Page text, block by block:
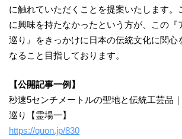
に触れていただくことを提案いたします。
に興味を持たなかったという方が、この『
巡り』をきっかけに日本の伝統文化に関心
なること目指しております。
【公開記事一例】
秒速5センチメートルの聖地と伝統工芸品
巡り【霊場一】
https://quon.jp/830